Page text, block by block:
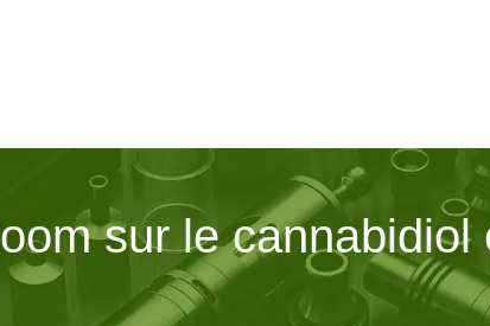
sur le cannabidiol